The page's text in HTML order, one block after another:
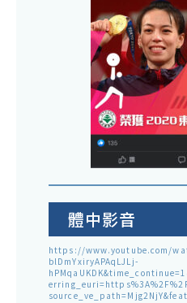
體中影音
https://www.youtube.com/
blDmYxiryAPAqLJLj-